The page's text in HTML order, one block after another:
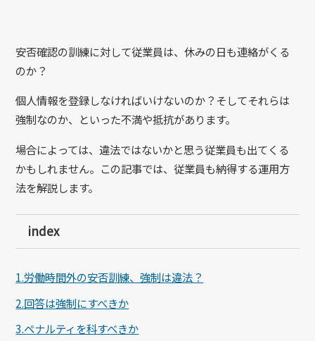
安否確認の訓練に対して従業員は、休みの日も連絡がくる
のか？
個人情報を登録しなければいけないのか？そしてそれらは
強制なのか、といった不満や抵抗があります。
場合によっては、違法ではないかと思う従業員も出てくる
かもしれません。この記事では、従業員も納得する運用方
法を解説します。
index
1.労働時間外の安否訓練、強制は違法？
2.回答は強制にすべきか
3.ペナルティを科すべきか